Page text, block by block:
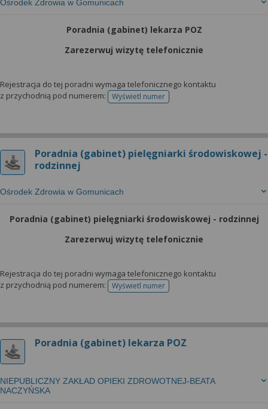
Ośrodek Zdrowia w Gomunicach
Poradnia (gabinet) lekarza POZ
Zarezerwuj wizytę telefonicznie
Rejestracja do tej poradni wymaga telefonicznego kontaktu
z przychodnią pod numerem:
Wyświetl numertelefonu do rejestracji
Poradnia (gabinet) pielęgniarki środowiskowej -
rodzinnej
Ośrodek Zdrowia w Gomunicach
Poradnia (gabinet) pielęgniarki środowiskowej - rodzinnej
Zarezerwuj wizytę telefonicznie
Rejestracja do tej poradni wymaga telefonicznego kontaktu
z przychodnią pod numerem:
Wyświetl numertelefonu do rejestracji
Poradnia (gabinet) lekarza POZ
NIEPUBLICZNY ZAKŁAD OPIEKI ZDROWOTNEJ-BEATA
NACZYŃSKA